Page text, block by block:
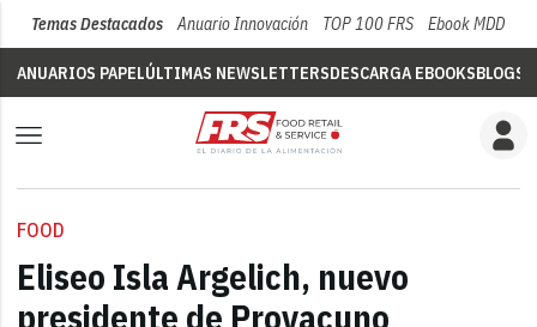
Temas Destacados Anuario Innovación TOP 100 FRS Ebook MDD
ANUARIOS PAPELÚLTIMAS NEWSLETTERSDESCARGA EBOOKSBLOGS
FOOD
Eliseo Isla Argelich, nuevo
presidente de Provacuno